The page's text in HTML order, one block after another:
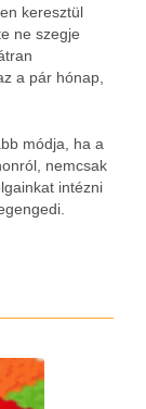
keresztül
ne szegje
a pár hónap,
módja, ha a
nemcsak
intézni